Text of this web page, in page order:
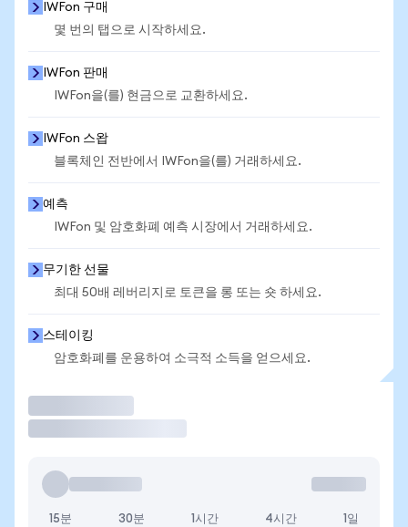
IWFon 구매
몇 번의 탭으로 시작하세요.
IWFon 판매
IWFon을(를) 현금으로 교환하세요.
IWFon 스왑
블록체인 전반에서 IWFon을(를) 거래하세요.
예측
IWFon 및 암호화폐 예측 시장에서 거래하세요.
무기한 선물
최대 50배 레버리지로 토큰을 롱 또는 숏 하세요.
스테이킹
암호화폐를 운용하여 소극적 소득을 얻으세요.
15분 30분 1시간 4시간 1일